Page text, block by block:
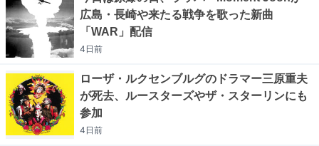
広島・長崎や来たる戦争を歌った新曲
「WAR」配信
4日前
ローザ・ルクセンブルグのドラマー三原重夫
が死去、ルースターズやザ・スターリンにも
参加
4日前